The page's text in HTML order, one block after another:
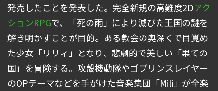
発売したことを発表した。完全新規の高難度2Dアク
ションRPGで、「死の雨」により滅びた王国の謎を
解き明かすことが目的。ある教会の奥深くで目覚め
た少女「リリィ」となり、悲劇的で美しい「果ての
国」を冒険する。攻殻機動隊やゴブリンスレイヤー
のOPテーマなどを手がけた音楽集団「Mili」が全楽